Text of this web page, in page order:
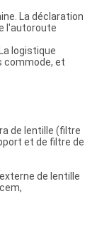
La déclaration
l'autoroute
logistique
commode, et
de lentille (filtre
et de filtre de
de lentille